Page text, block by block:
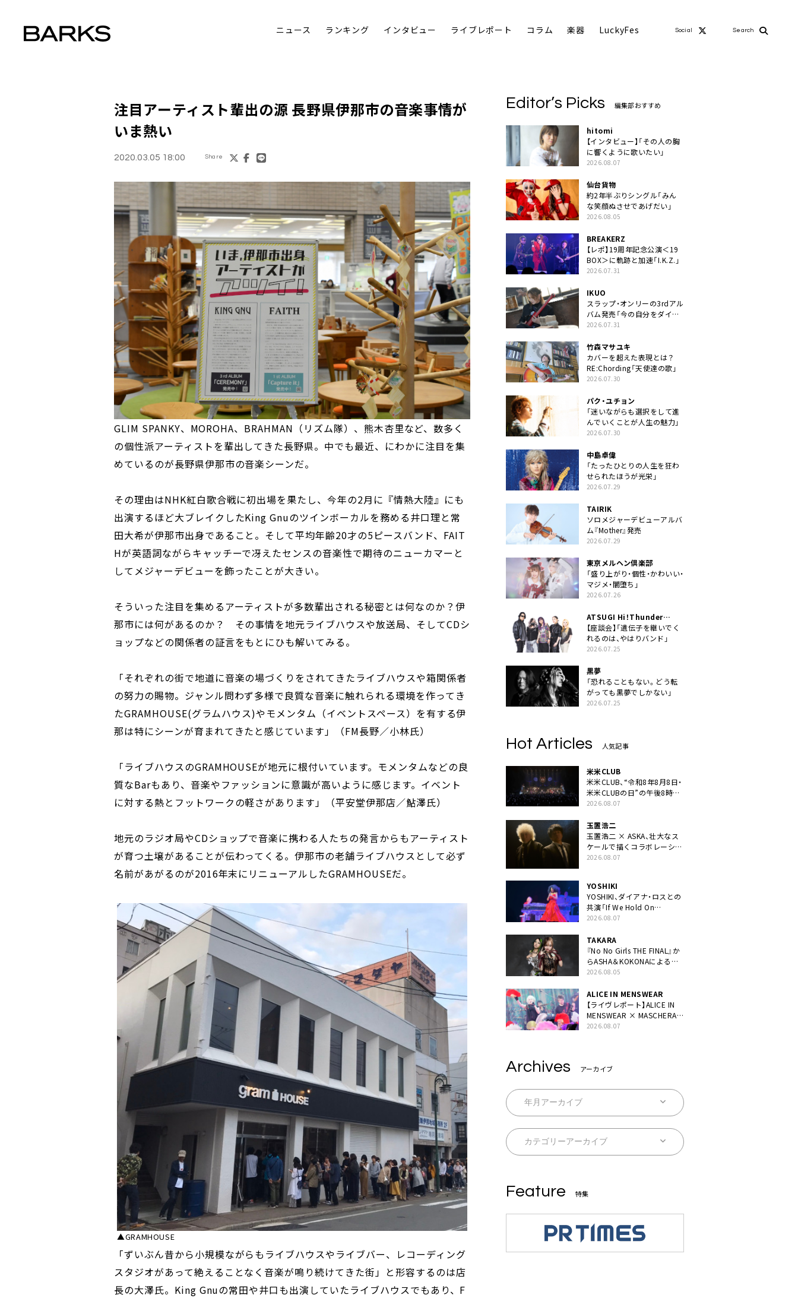
ニュース ランキング インタビュー ライブレポート コラム 楽器 LuckyFes Social Search
注目アーティスト輩出の源 長野県伊那市の音楽事情が
いま熱い
2020.03.05 18:00 Share
GLIM SPANKY、MOROHA、BRAHMAN（リズム隊）、熊木杏里など、数多く
の個性派アーティストを輩出してきた長野県。中でも最近、にわかに注目を集
めているのが長野県伊那市の音楽シーンだ。
その理由はNHK紅白歌合戦に初出場を果たし、今年の2月に『情熱大陸』にも
出演するほど大ブレイクしたKing Gnuのツインボーカルを務める井口理と常
田大希が伊那市出身であること。そして平均年齢20才の5ピースバンド、FAIT
Hが英語詞ながらキャッチーで冴えたセンスの音楽性で期待のニューカマーと
してメジャーデビューを飾ったことが大きい。
そういった注目を集めるアーティストが多数輩出される秘密とは何なのか？伊
那市には何があるのか？ その事情を地元ライブハウスや放送局、そしてCDシ
ョップなどの関係者の証言をもとにひも解いてみる。
「それぞれの街で地道に音楽の場づくりをされてきたライブハウスや箱関係者
の努力の賜物。ジャンル問わず多様で良質な音楽に触れられる環境を作ってき
たGRAMHOUSE(グラムハウス)やモメンタム（イベントスペース）を有する伊
那は特にシーンが育まれてきたと感じています」（FM長野／小林氏）
「ライブハウスのGRAMHOUSEが地元に根付いています。モメンタムなどの良
質なBarもあり、音楽やファッションに意識が高いように感じます。イベント
に対する熱とフットワークの軽さがあります」（平安堂伊那店／鮎澤氏）
地元のラジオ局やCDショップで音楽に携わる人たちの発言からもアーティスト
が育つ土壌があることが伝わってくる。伊那市の老舗ライブハウスとして必ず
名前があがるのが2016年末にリニューアルしたGRAMHOUSEだ。
▲GRAMHOUSE
「ずいぶん昔から小規模ながらもライブハウスやライブバー、レコーディング
スタジオがあって絶えることなく音楽が鳴り続けてきた街」と形容するのは店
長の大澤氏。King Gnuの常田や井口も出演していたライブハウスでもあり、F
Editor’s Picks 編集部おすすめ
hitomi
【インタビュー】「その人の胸
に響くように歌いたい」
2026.08.07
仙台貨物
約2年半ぶりシングル「みん
な笑顔ぬさせであげだい」
2026.08.05
BREAKERZ
【レポ】19周年記念公演＜19
BOX＞に軌跡と加速「I.K.Z.」
2026.07.31
IKUO
スラップ・オンリーの3rdアル
バム発売「今の自分をダイレ
クトに」
2026.07.31
竹森マサユキ
カバーを超えた表現とは？
RE:Chording「天使達の歌」
2026.07.30
パク・ユチョン
「迷いながらも選択をして進
んでいくことが人生の魅力」
2026.07.30
中島卓偉
「たったひとりの人生を狂わ
せられたほうが光栄」
2026.07.29
TAIRIK
ソロメジャーデビューアルバ
ム『Mother』発売
2026.07.29
東京メルヘン倶楽部
「盛り上がり・個性・かわいい・
マジメ・闇堕ち」
2026.07.26
ATSUGI Hi！Thunder
Rock Festival
【座談会】「遺伝子を継いでく
れるのは、やはりバンド」
2026.07.25
黒夢
「恐れることもない。どう転
がっても黒夢でしかない」
2026.07.25
Hot Articles 人気記事
米米CLUB
米米CLUB、“令和8年8月8日・
米米CLUBの日”の午後8時に
40周年ライブより「FANtachy
2026.08.07
玉置浩二
玉置浩二 × ASKA、壮大なス
ケールで描くコラボレーショ
ン曲「音銀河」リリース決定。
2026.08.07
YOSHIKI
YOSHIKI、ダイアナ・ロスとの
共演「If We Hold On
Together」ライブ映像公開
2026.08.07
TAKARA
『No No Girls THE FINAL』か
らASHA＆KOKONAによるユ
ニット・TAKARAがデビュー
2026.08.05
ALICE IN MENSWEAR
【ライヴレポート】ALICE IN
MENSWEAR × MASCHERA、
ツーマン＜Masquerade in
2026.08.07
Archives アーカイブ
Feature 特集